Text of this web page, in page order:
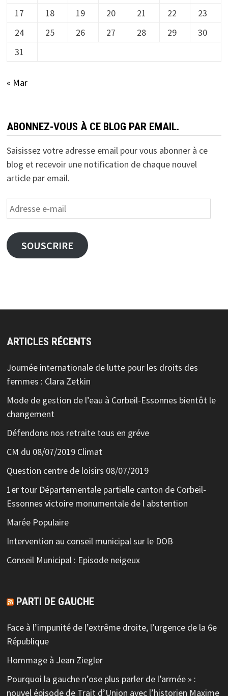
17
18 19 20 21 22
23
24
25 26 27 28 29
30
31
« Mar
ABONNEZ-VOUS À CE BLOG PAR EMAIL.
Saisissez votre adresse email pour vous abonner à ce
blog et recevoir une notification de chaque nouvel
article par email.
Adresse
e-
mail
SOUSCRIRE
ARTICLES RÉCENTS
Journée internationale de lutte pour les droits des
femmes : Clara Zetkin
Mode de gestion de l’eau à Corbeil-Essonnes bientôt le
changement
Défendons nos retraite tous en gréve
CM du 08/07/2019 Climat
Question centre de loisirs 08/07/2019
1er tour Départementale partielle canton de Corbeil-
Essonnes victoire monumentale de l abstention
Marée Populaire
Intervention au conseil municipal sur le DOB
Conseil Municipal : Episode neigeux
PARTI DE GAUCHE
Face à l’impunité de l’extrême droite, l’urgence de la 6e
République
Hommage à Jean Ziegler
Pourquoi la gauche n’ose plus parler de l’armée » :
nouvel épisode de Trait d’Union avec l’historien Maxime